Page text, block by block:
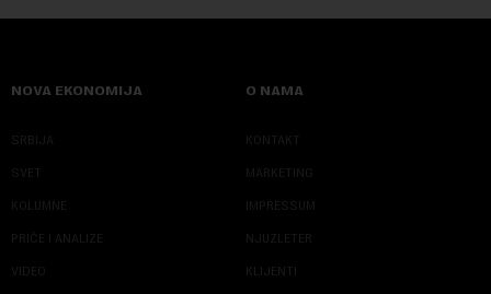
NOVA EKONOMIJA
SRBIJA
SVET
KOLUMNE
PRIČE I ANALIZE
VIDEO
O NAMA
KONTAKT
MARKETING
IMPRESSUM
NJUZLETER
KLIJENTI